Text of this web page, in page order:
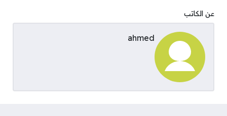
عن الكاتب
ahmed